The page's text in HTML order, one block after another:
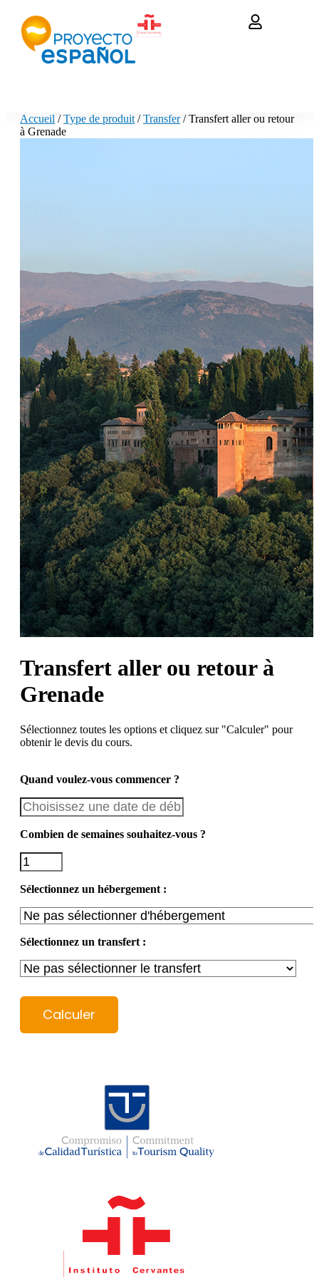
Accueil /Type de produit /Transfer/ Transfert aller ou retour
à Grenade
Transfert aller ou retour à
Grenade
Sélectionnez toutes les options et cliquez sur "Calculer" pour
obtenir le devis du cours.
Quand voulez-vous commencer ?
Combien de semaines souhaitez-vous ?
Sélectionnez un hébergement :
Sélectionnez un transfert :
Calculer